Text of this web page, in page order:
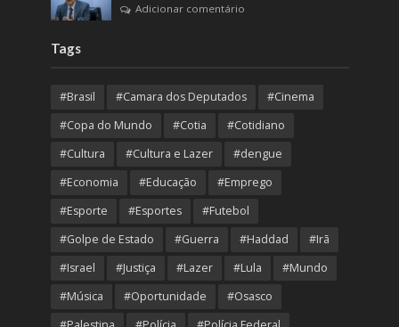
Adicionar comentário
Tags
#Brasil #Camara dos Deputados
#Cinema
#Copa do Mundo
#Cotia
#Cotidiano
#Cultura
#Cultura e Lazer
#dengue
#Economia
#Educação
#Emprego
#Esporte
#Esportes
#Futebol
#Golpe de Estado
#Guerra #Haddad
#Irã
#Israel
#Justiça #Lazer #Lula
#Mundo
#Música
#Oportunidade
#Osasco